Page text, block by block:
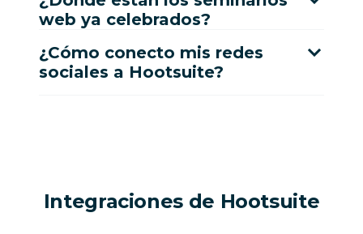
web ya celebrados?
¿Cómo conecto mis redes
sociales a Hootsuite?
Integraciones de Hootsuite